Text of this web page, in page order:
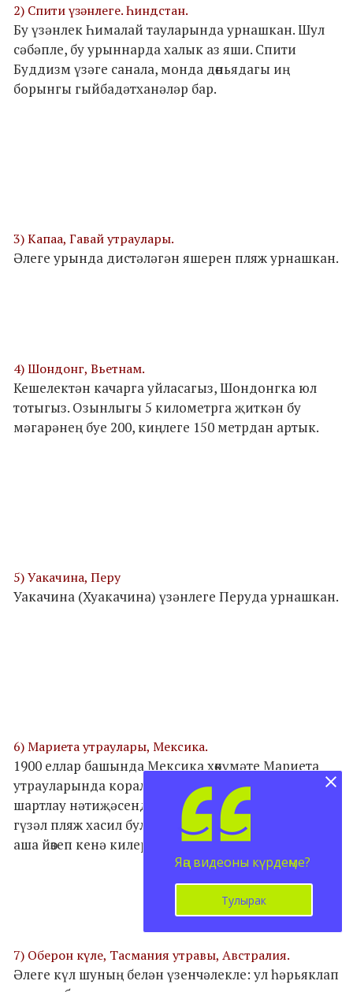
2) Спити үзәнлеге. Һиндстан.
Бу үзәнлек Һималай тауларында урнашкан. Шул
сәбәпле, бу урыннарда халык аз яши. Спити
Буддизм үзәге санала, монда дөньядагы иң
борынгы гыйбадәтханәләр бар.
3) Капаа, Гавай утраулары.
Әлеге урында дистәләгән яшерен пляж урнашкан.
4) Шондонг, Вьетнам.
Кешелектән качарга уйласагыз, Шондонгка юл
тотыгыз. Озынлыгы 5 километрга җиткән бу
мәгарәнең буе 200, киңлеге 150 метрдан артык.
5) Уакачина, Перу
Уакачина (Хуакачина) үзәнлеге Перуда урнашкан.
6) Мариета утраулары, Мексика.
1900 еллар башында Мексика хөкүмәте Мариета
утрауларында корал сынаулары үткәрә. Бомба
шартлау нәтиҗәсендә, биредә әлеге искитмәле
гүзәл пляж хасил була. Монда 15 метрлы тоннель
аша йөзеп кенә килергә була.
7) Оберон күле, Тасмания утравы, Австралия.
Әлеге күл шуның белән үзенчәлекле: ул һәрьяклап
Яңа видеоны күрдеңме?
Тулырак